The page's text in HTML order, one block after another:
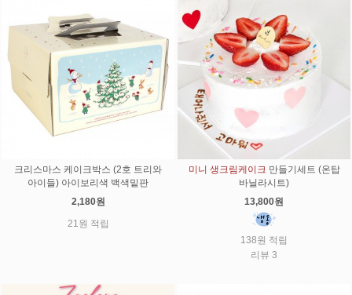
크리스마스 케이크박스 (2호 트리와
아이들) 아이보리색 백색밑판
2,180원
21원 적립
미니 생크림케이크 만들기세트 (온탑
바닐라시트)
13,800원
138원 적립
리뷰 3